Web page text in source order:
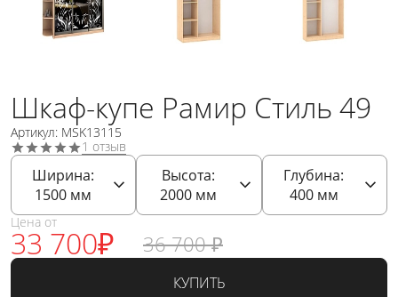
Шкаф-купе Рамир Стиль 49
Артикул: MSK13115
1 отзыв
Ширина:
1500мм
Высота:
2000мм
Глубина:
400мм
Цена от
33 700₽ 36 700 ₽
КУПИТЬ